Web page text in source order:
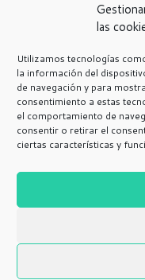
las
Utilizamos tecnologías
la información del
de navegación y para
consentimiento a estas
el comportamiento de
consentir o retirar el
ciertas características y